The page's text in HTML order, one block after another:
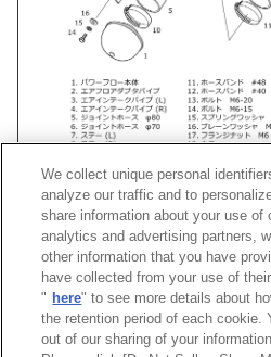
車種 類別 エンジ
スカイライン DBA- PV36
We collect unique personal
analyze our traffic and to
share information about your use of
analytics and advertising partners,
other information that you have
have collected from your use of
" here" to see more details about
the retention period of each cookie.
out of our sharing of your